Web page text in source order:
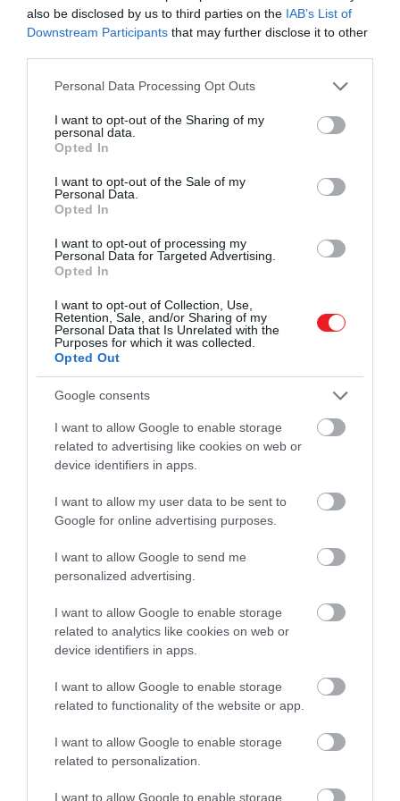
also be disclosed by us to third parties on the IAB’s List of
Downstream Participants that may further disclose it to other
Please note that this website/app uses one or more Google
not limited to your visit or usage behaviour. You may click to
grant or deny consent to Google and its third-party tags to
use your data for below specified purposes in below Google
consent section.
Personal Data Processing Opt Outs
I want to opt-out of the Sharing of my
personal data.
Opted In
I want to opt-out of the Sale of my
Personal Data.
Opted In
I want to opt-out of processing my
Personal Data for Targeted Advertising.
Opted In
I want to opt-out of Collection, Use,
Retention, Sale, and/or Sharing of my
Personal Data that Is Unrelated with the
Purposes for which it was collected.
Opted Out
Google consents
I want to allow Google to enable storage
related to advertising like cookies on web or
device identifiers in apps.
I want to allow my user data to be sent to
Google for online advertising purposes.
I want to allow Google to send me
personalized advertising.
I want to allow Google to enable storage
related to analytics like cookies on web or
device identifiers in apps.
I want to allow Google to enable storage
related to functionality of the website or app.
I want to allow Google to enable storage
related to personalization.
I want to allow Google to enable storage
Illusztráció
Images
A pusztító következmények nem álltak
meg a mezőgazdaságnál. Az
térségben zavargások törtek ki, a rossz
termés pedig sok amerikai családot arra
ösztönzött, hogy a jobb megélhetés
reményében az ország nyugatai felére
költözzenek
Ha tovább olvasnál:
A világ 5 legnagyobb hóviharja,
amelyekben emberek százai vesztek oda
A nyár nélküli év az irodalomtörténetre is hatással
partján töltötteLord Byronés más írók
társaságában. A rossz idő miatt sokat tartózkodtak
zárt térben, ahol szellemtörténetek írásával